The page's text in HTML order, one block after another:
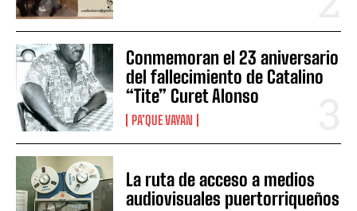
Conmemoran el 23 aniversario
del fallecimiento de Catalino
“Tite” Curet Alonso
PA’QUE VAYAN
La ruta de acceso a medios
audiovisuales puertorriqueños